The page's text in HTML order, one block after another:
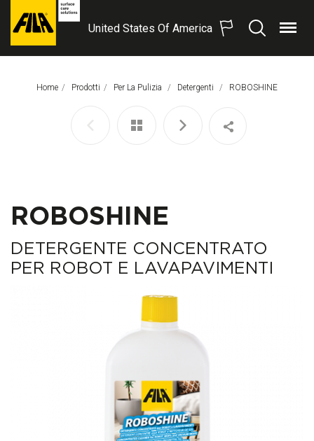
FILA
United States Of America
SearchMenu
Home Prodotti Per La Pulizia Detergenti Pagina Corrente:
ROBOSHINE
ROBOSHINE
DETERGENTE CONCENTRATO
PER ROBOT E LAVAPAVIMENTI